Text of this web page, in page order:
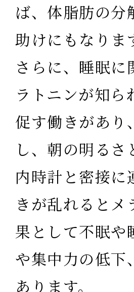
ば、体脂肪の
助けにもなりま
さらに、睡眠
ラトニンが知ら
促す働きがあり
し、朝の明る
内時計と密接
きが乱れると
果として不眠や
や集中力の低下
あります。